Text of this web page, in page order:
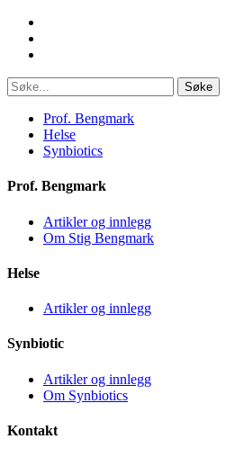
Søke
Prof. Bengmark
Helse
Synbiotics
Prof. Bengmark
Artikler og innlegg
Om Stig Bengmark
Helse
Artikler og innlegg
Synbiotic
Artikler og innlegg
Om Synbiotics
Kontakt